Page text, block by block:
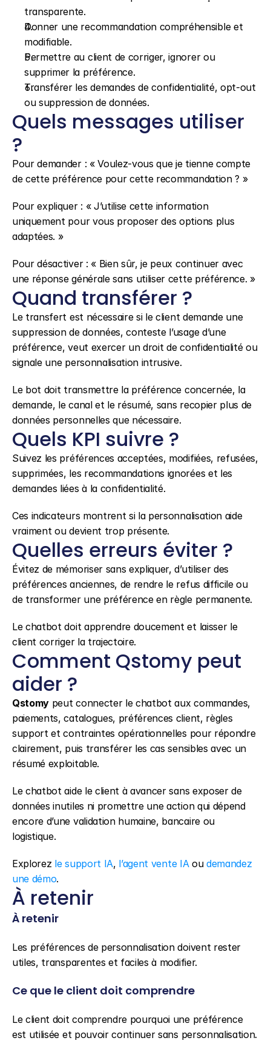
transparente.
Donner une recommandation compréhensible et
modifiable.
Permettre au client de corriger, ignorer ou
supprimer la préférence.
Transférer les demandes de confidentialité, opt-out
ou suppression de données.
Quels messages utiliser
?
Pour demander : « Voulez-vous que je tienne compte
de cette préférence pour cette recommandation ? »
Pour expliquer : « J’utilise cette information
uniquement pour vous proposer des options plus
adaptées. »
Pour désactiver : « Bien sûr, je peux continuer avec
une réponse générale sans utiliser cette préférence. »
Quand transférer ?
Le transfert est nécessaire si le client demande une
suppression de données, conteste l’usage d’une
préférence, veut exercer un droit de confidentialité ou
signale une personnalisation intrusive.
Le bot doit transmettre la préférence concernée, la
demande, le canal et le résumé, sans recopier plus de
données personnelles que nécessaire.
Quels KPI suivre ?
Suivez les préférences acceptées, modifiées, refusées,
supprimées, les recommandations ignorées et les
demandes liées à la confidentialité.
Ces indicateurs montrent si la personnalisation aide
vraiment ou devient trop présente.
Quelles erreurs éviter ?
Évitez de mémoriser sans expliquer, d’utiliser des
préférences anciennes, de rendre le refus difficile ou
de transformer une préférence en règle permanente.
Le chatbot doit apprendre doucement et laisser le
client corriger la trajectoire.
Comment Qstomy peut
aider ?
Qstomy peut connecter le chatbot aux commandes,
paiements, catalogues, préférences client, règles
support et contraintes opérationnelles pour répondre
clairement, puis transférer les cas sensibles avec un
résumé exploitable.
Le chatbot aide le client à avancer sans exposer de
données inutiles ni promettre une action qui dépend
encore d’une validation humaine, bancaire ou
logistique.
Explorez le support IA, l’agent vente IA ou demandez
une démo.
À retenir
À retenir
Les préférences de personnalisation doivent rester
utiles, transparentes et faciles à modifier.
Ce que le client doit comprendre
Le client doit comprendre pourquoi une préférence
est utilisée et pouvoir continuer sans personnalisation.